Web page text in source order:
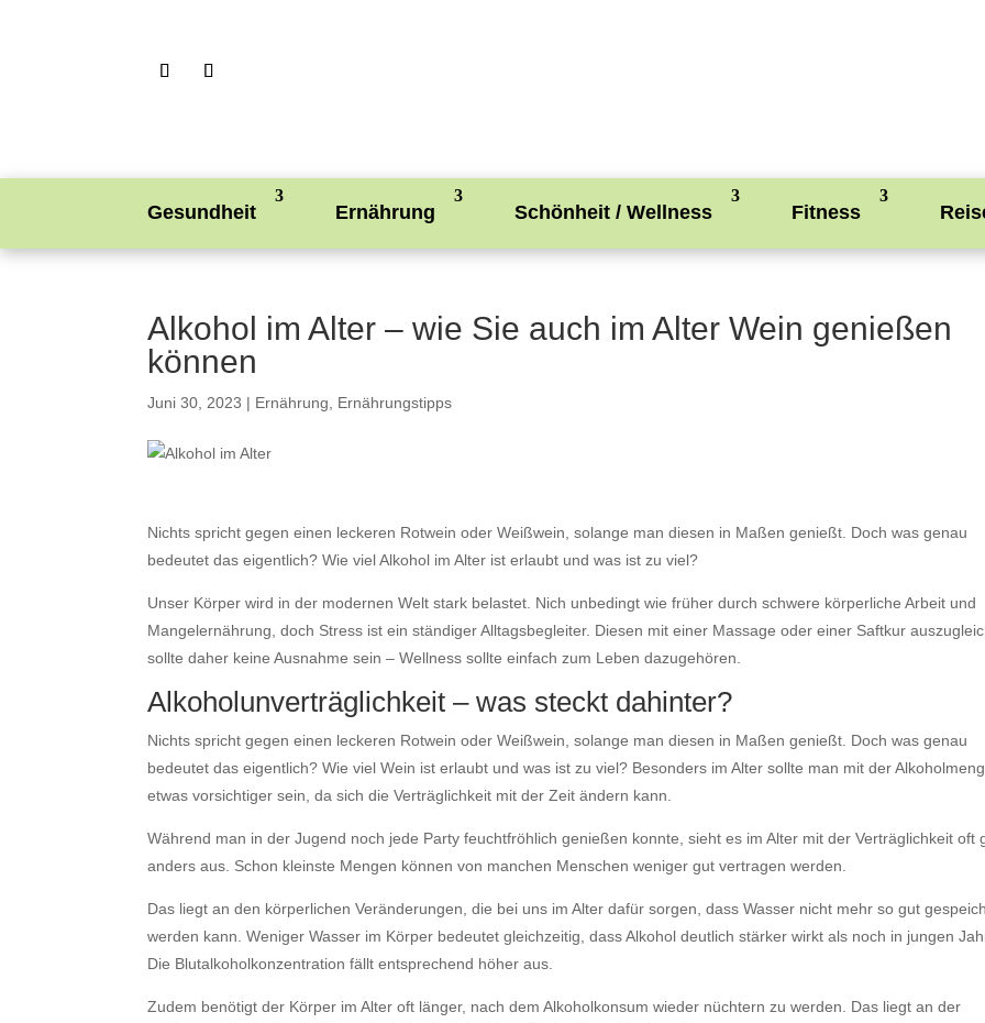
Gesundheit Ernährung Schönheit / Wellness Fitness
Alkohol im Alter – wie Sie auch im Alter Wein genießen
können
Juni 30, 2023 | Ernährung Ernährungstipps
Nichts spricht gegen einen leckeren Rotwein oder Weißwein, solange man diesen in Maßen genießt. Doch was genau
bedeutet das eigentlich? Wie viel Alkohol im Alter ist erlaubt und was ist zu viel?
Unser Körper wird in der modernen Welt stark belastet. Nich unbedingt wie früher durch schwere körperliche Arbeit und
Mangelernährung, doch Stress ist ein ständiger Alltagsbegleiter. Diesen mit einer Massage oder einer Saftkur
sollte daher keine Ausnahme sein – Wellness sollte einfach zum Leben dazugehören.
Alkoholunverträglichkeit – was steckt dahinter?
Nichts spricht gegen einen leckeren Rotwein oder Weißwein, solange man diesen in Maßen genießt. Doch was genau
bedeutet das eigentlich? Wie viel Wein ist erlaubt und was ist zu viel? Besonders im Alter sollte man mit der
etwas vorsichtiger sein, da sich die Verträglichkeit mit der Zeit ändern kann.
Während man in der Jugend noch jede Party feuchtfröhlich genießen konnte, sieht es im Alter mit der Verträglichkeit oft
anders aus. Schon kleinste Mengen können von manchen Menschen weniger gut vertragen werden.
Das liegt an den körperlichen Veränderungen, die bei uns im Alter dafür sorgen, dass Wasser nicht mehr so gut
werden kann. Weniger Wasser im Körper bedeutet gleichzeitig, dass Alkohol deutlich stärker wirkt als noch in jungen
Die Blutalkoholkonzentration fällt entsprechend höher aus.
Zudem benötigt der Körper im Alter oft länger, nach dem Alkoholkonsum wieder nüchtern zu werden. Das liegt an der